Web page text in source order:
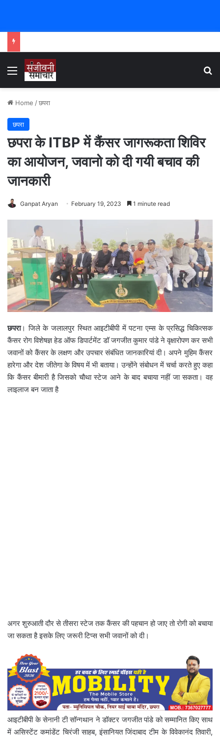
Menu
Home /छपरा
छपरा
छपरा के ITBP में कैंसर जागरूकता शिविर
का आयोजन, जवानो को दी गयी बचाव की
जानकारी
Ganpat Aryan February 19, 2023 1 minute read
छपरा। जिले के जलालपुर स्थित आइटीबीपी में पटना एम्स के प्रसिद्ध चिकित्सक
कैंसर रोग विशेषज्ञ हेड ऑफ डिपार्टमेंट डॉ जगजीत कुमार पांडे ने वृक्षारोपण कर सभी
जवानों को कैंसर के लक्षण और उपचार संबंधित जानकारियां दी। अपने मुहिम कैंसर
हारेगा और देश जीतेगा के विषय में भी बताया। उन्होंने संबोधन में चर्चा करते हुए कहा
कि कैंसर बीमारी है जिसको चौथा स्टेज आने के बाद बचाया नहीं जा सकता। वह
लाइलाज बन जाता है
अगर शुरुआती दौर से तीसरा स्टेज तक कैंसर की पहचान हो जाए तो रोगी को बचाया
जा सकता है इसके लिए जरूरी टिप्स सभी जवानों को दी।
आइटीबीपी के सेनानी टी सॉन्गथान ने डॉक्टर जगजीत पांडे को सम्मानित किए साथ
में असिस्टेंट कमांडेंट चिरंजी साहब, इंसानियत जिंदाबाद टीम के विवेकानंद तिवारी,